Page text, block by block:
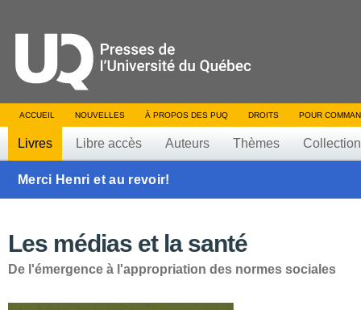
ACCUEIL NOUVELLES À PROPOS DES PUQ DROITS POUR
Livres Libre accès Auteurs Thèmes
Merci Henri et au revoir!
Les médias et la santé
De l'émergence à l'appropriation des normes sociales